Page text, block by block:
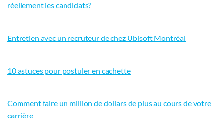
réellement les candidats?
Entretien avec un recruteur de chez Ubisoft Montréal
10 astuces pour postuler en cachette
Comment faire un million de dollars de plus au cours de votre
carrière